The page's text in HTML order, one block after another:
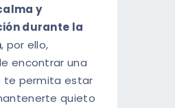
y
durante la
, por ello,
encontrar una
te permita estar
quieto